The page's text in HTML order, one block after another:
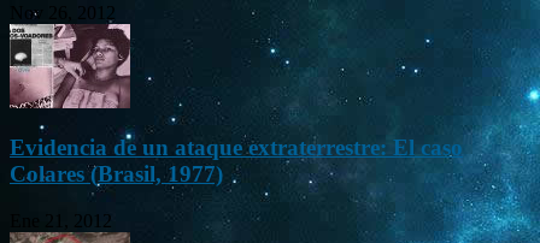
Nov 26, 2012
Evidencia de un ataque extraterrestre: El caso
Colares (Brasil, 1977)
Ene 21, 2012